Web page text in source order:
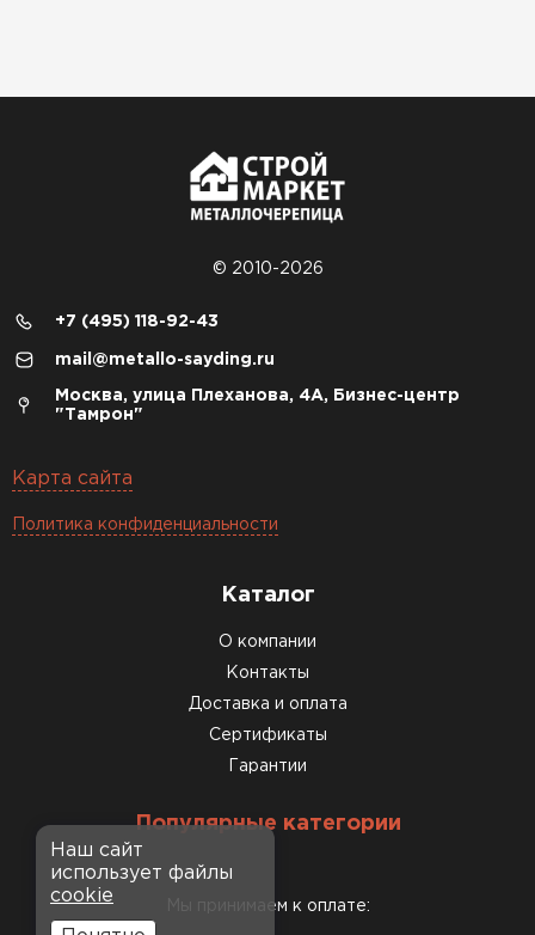
© 2010-2026
+7 (495) 118-92-43
mail@metallo-sayding.ru
Москва, улица Плеханова, 4А, Бизнес-центр
"Тамрон"
Карта сайта
Политика конфиденциальности
Каталог
О компании
Контакты
Доставка и оплата
Сертификаты
Гарантии
Популярные категории
Мы принимаем к оплате:
Наш сайт
использует файлы
cookie